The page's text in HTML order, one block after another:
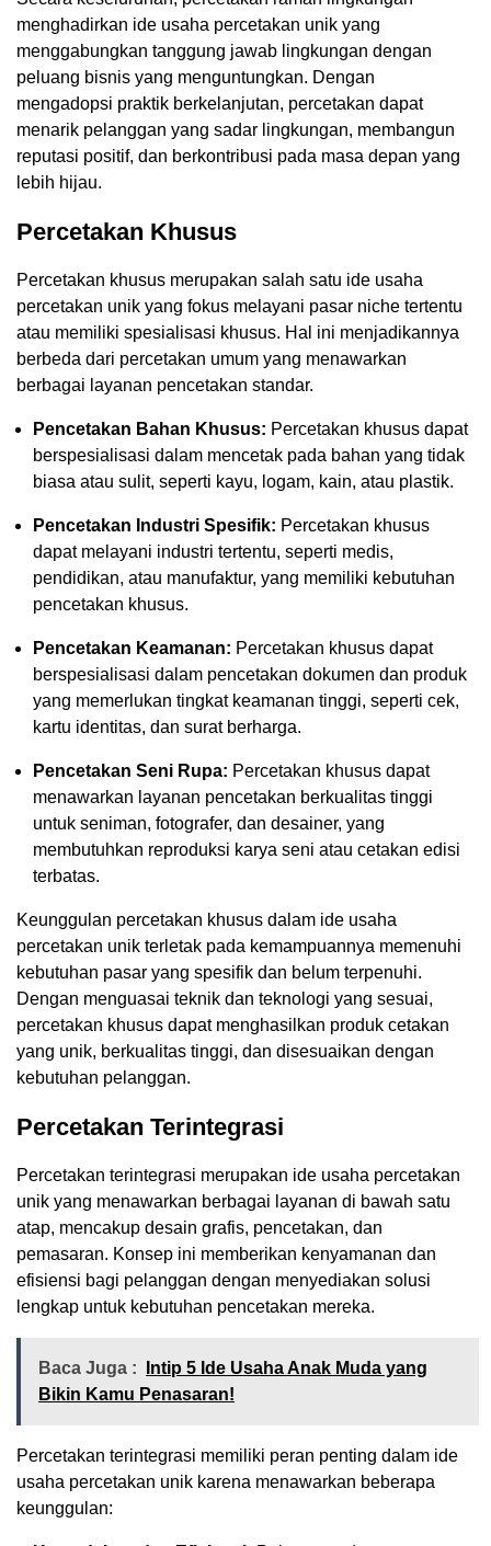
menghadirkan ide usaha percetakan unik yang
menggabungkan tanggung jawab lingkungan dengan
peluang bisnis yang menguntungkan. Dengan
mengadopsi praktik berkelanjutan, percetakan dapat
menarik pelanggan yang sadar lingkungan, membangun
reputasi positif, dan berkontribusi pada masa depan yang
lebih hijau.
Percetakan Khusus
Percetakan khusus merupakan salah satu ide usaha
percetakan unik yang fokus melayani pasar niche tertentu
atau memiliki spesialisasi khusus. Hal ini menjadikannya
berbeda dari percetakan umum yang menawarkan
berbagai layanan pencetakan standar.
Pencetakan Bahan Khusus: Percetakan khusus dapat
berspesialisasi dalam mencetak pada bahan yang tidak
biasa atau sulit, seperti kayu, logam, kain, atau plastik.
Pencetakan Industri Spesifik: Percetakan khusus
dapat melayani industri tertentu, seperti medis,
pendidikan, atau manufaktur, yang memiliki kebutuhan
pencetakan khusus.
Pencetakan Keamanan: Percetakan khusus dapat
berspesialisasi dalam pencetakan dokumen dan produk
yang memerlukan tingkat keamanan tinggi, seperti cek,
kartu identitas, dan surat berharga.
Pencetakan Seni Rupa: Percetakan khusus dapat
menawarkan layanan pencetakan berkualitas tinggi
untuk seniman, fotografer, dan desainer, yang
membutuhkan reproduksi karya seni atau cetakan edisi
terbatas.
Keunggulan percetakan khusus dalam ide usaha
percetakan unik terletak pada kemampuannya memenuhi
kebutuhan pasar yang spesifik dan belum terpenuhi.
Dengan menguasai teknik dan teknologi yang sesuai,
percetakan khusus dapat menghasilkan produk cetakan
yang unik, berkualitas tinggi, dan disesuaikan dengan
kebutuhan pelanggan.
Percetakan Terintegrasi
Percetakan terintegrasi merupakan ide usaha percetakan
unik yang menawarkan berbagai layanan di bawah satu
atap, mencakup desain grafis, pencetakan, dan
pemasaran. Konsep ini memberikan kenyamanan dan
efisiensi bagi pelanggan dengan menyediakan solusi
lengkap untuk kebutuhan pencetakan mereka.
Baca Juga :
Intip 5 Ide Usaha Anak Muda yang
Bikin Kamu Penasaran!
Percetakan terintegrasi memiliki peran penting dalam ide
usaha percetakan unik karena menawarkan beberapa
keunggulan: